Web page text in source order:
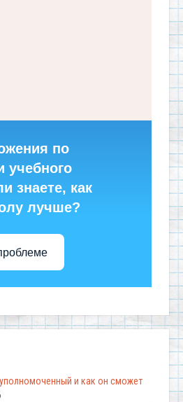
по
учебного
знаете, как
лучше?
и как он сможет